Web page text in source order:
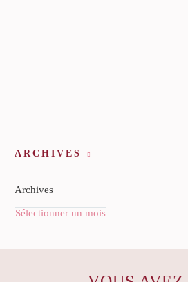
ARCHIVES
Archives
Sélectionner un mois